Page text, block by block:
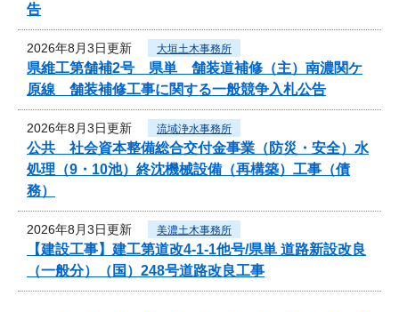
告
2026年8月3日更新 大垣土木事務所
県維工第舗補2号 県単 舗装道補修（主）南濃関ケ
原線 舗装補修工事に関する一般競争入札公告
2026年8月3日更新 流域浄水事務所
公共 社会資本整備総合交付金事業（防災・安全）水
処理（9・10池）終沈機械設備（再構築）工事（債
務）
2026年8月3日更新 美濃土木事務所
【建設工事】建工第道改4-1-1他号/県単 道路新設改良
（一般分）（国）248号道路改良工事